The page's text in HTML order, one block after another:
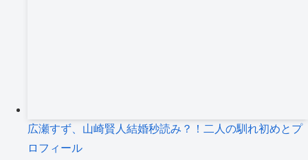
広瀬すず、山崎賢人結婚秒読み？！二人の馴れ初めとプ
ロフィール